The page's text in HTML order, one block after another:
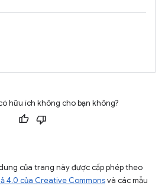
hữu ích không cho bạn không?
của trang này được cấp phép theo
4.0 của Creative Commonsvà các mẫu